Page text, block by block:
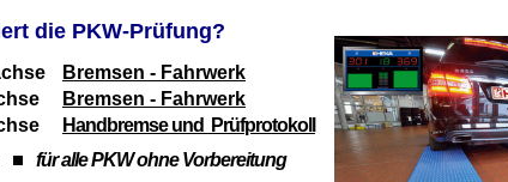
die PKW-Prüfung?
Bremsen - Fahrwerk
Bremsen - Fahrwerk
Handbremse und Prüfprotokoll
für alle PKW ohne Vorbereitung